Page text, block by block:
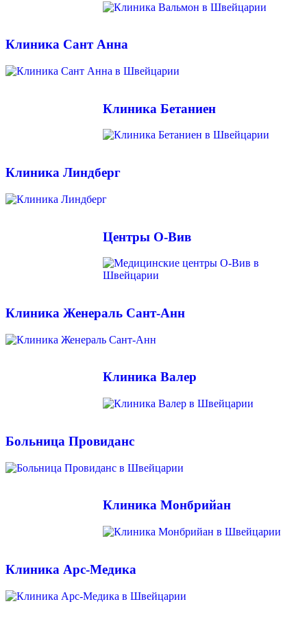
Клиника Сант Анна
Клиника Бетаниен
Клиника Линдберг
Центры О-Вив
Клиника Женераль Сант-Анн
Клиника Валер
Больница Провиданс
Клиника Монбрийан
Клиника Арс-Медика